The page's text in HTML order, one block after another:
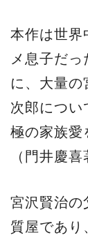
本作は世界
メ息子だ
に、大量の
次郎につい
極の家族愛
（門井慶
宮沢賢治の
質屋であり